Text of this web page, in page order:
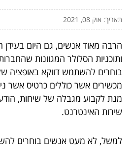
תאריך: אוק 08, 2021
הרבה מאוד אנשים, גם היום בעידן
ותוכניות הסלולר המגוונות
בוחרים להשתמש דווקא באופציה
מכשירים אשר כוללים כרטיס אשר
מנת לקבוע מגבלה של שיחות,
שירות האינטרנט.
למשל, לא מעט אנשים בוחרים